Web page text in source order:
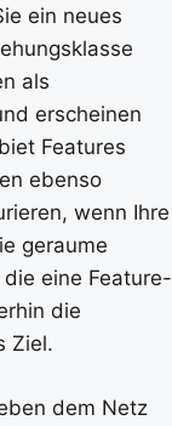
ein neues
als
erscheinen
Features
ebenso
wenn Ihre
geraume
eine Feature-
die
Ziel.
dem Netz